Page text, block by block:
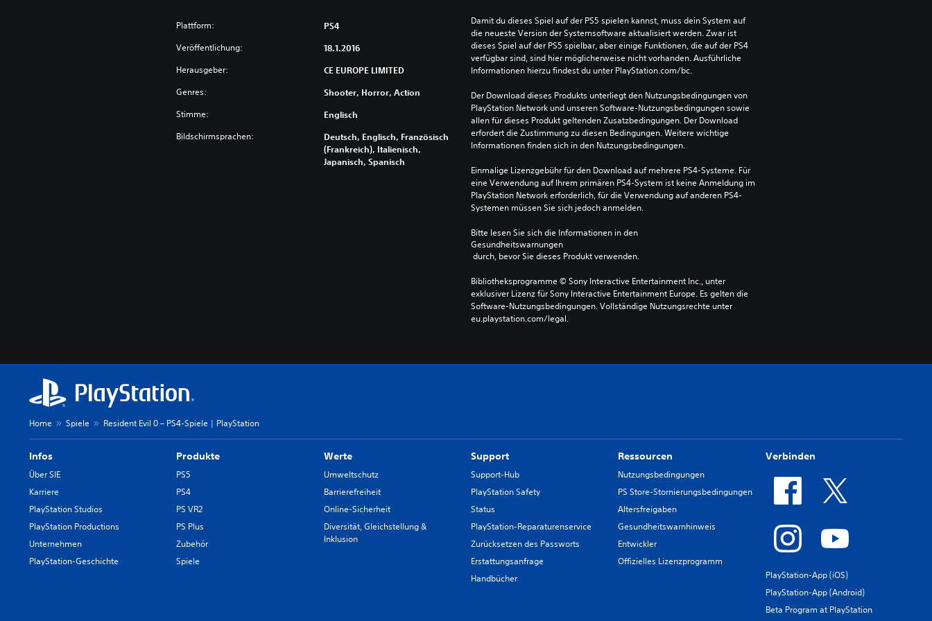
Plattform: PS4
Veröffentlichung: 18.1.2016
Herausgeber: CE EUROPE LIMITED
Genres: Shooter, Horror, Action
Stimme: Englisch
Bildschirmsprachen:
Deutsch, Englisch, Französisch
(Frankreich), Italienisch,
Japanisch, Spanisch
Damit du dieses Spiel auf der PS5 spielen kannst, muss dein System auf
die neueste Version der Systemsoftware aktualisiert werden. Zwar ist
dieses Spiel auf der PS5 spielbar, aber einige Funktionen, die auf der PS4
verfügbar sind, sind hier möglicherweise nicht vorhanden. Ausführliche
Informationen hierzu findest du unter PlayStation.com/bc.
Der Download dieses Produkts unterliegt den Nutzungsbedingungen von
PlayStation Network und unseren Software-Nutzungsbedingungen sowie
allen für dieses Produkt geltenden Zusatzbedingungen. Der Download
erfordert die Zustimmung zu diesen Bedingungen. Weitere wichtige
Informationen finden sich in den Nutzungsbedingungen.
Einmalige Lizenzgebühr für den Download auf mehrere PS4-Systeme. Für
eine Verwendung auf Ihrem primären PS4-System ist keine Anmeldung im
PlayStation Network erforderlich, für die Verwendung auf anderen PS4-
Systemen müssen Sie sich jedoch anmelden.
Bitte lesen Sie sich die Informationen in den
Gesundheitswarnungen
durch, bevor Sie dieses Produkt verwenden.
Bibliotheksprogramme © Sony Interactive Entertainment Inc., unter
exklusiver Lizenz für Sony Interactive Entertainment Europe. Es gelten die
Software-Nutzungsbedingungen. Vollständige Nutzungsrechte unter
eu.playstation.com/legal.
Home Spiele Resident Evil 0 – PS4-Spiele | PlayStation
Infos
Über SIE
Karriere
PlayStation Studios
PlayStation Productions
Unternehmen
PlayStation-Geschichte
Produkte
PS5
PS4
PS VR2
PS Plus
Zubehör
Spiele
Werte
Umweltschutz
Barrierefreiheit
Online-Sicherheit
Diversität, Gleichstellung &
Inklusion
Support
Support-Hub
PlayStation Safety
Status
PlayStation-Reparaturenservice
Zurücksetzen des Passworts
Erstattungsanfrage
Handbücher
Ressourcen
Nutzungsbedingungen
PS Store-Stornierungsbedingungen
Altersfreigaben
Gesundheitswarnhinweis
Entwickler
Offizielles Lizenzprogramm
Verbinden
PlayStation-App (iOS)
PlayStation-App (Android)
Beta Program at PlayStation